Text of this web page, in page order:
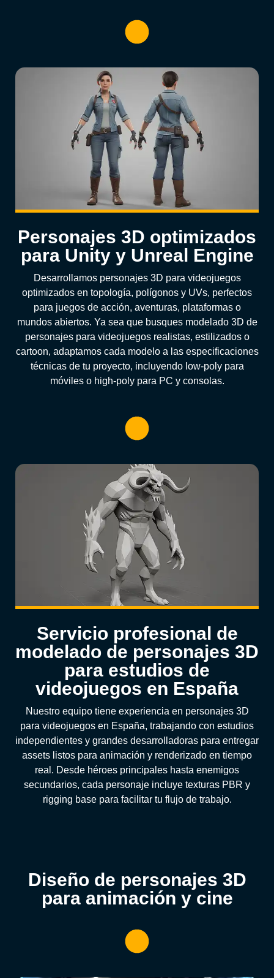
Personajes 3D optimizados
para Unity y Unreal Engine
Desarrollamos personajes 3D para videojuegos
optimizados en topología, polígonos y UVs, perfectos
para juegos de acción, aventuras, plataformas o
mundos abiertos. Ya sea que busques modelado 3D de
personajes para videojuegos realistas, estilizados o
cartoon, adaptamos cada modelo a las especificaciones
técnicas de tu proyecto, incluyendo low-poly para
móviles o high-poly para PC y consolas.
Servicio profesional de
modelado de personajes 3D
para estudios de
videojuegos en España
Nuestro equipo tiene experiencia en personajes 3D
para videojuegos en España, trabajando con estudios
independientes y grandes desarrolladoras para entregar
assets listos para animación y renderizado en tiempo
real. Desde héroes principales hasta enemigos
secundarios, cada personaje incluye texturas PBR y
rigging base para facilitar tu flujo de trabajo.
Diseño de personajes 3D
para animación y cine